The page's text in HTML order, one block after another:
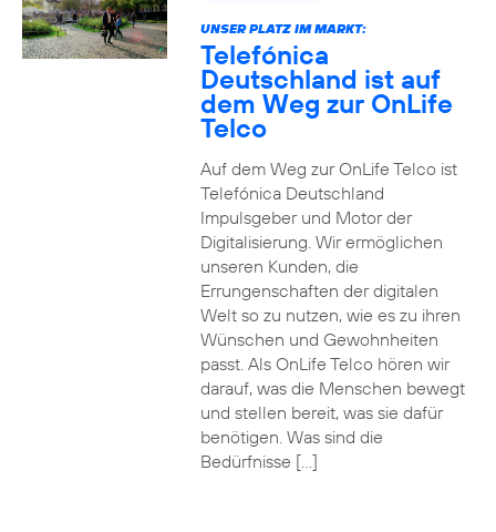
UNSER PLATZ IM MARKT:
Telefónica
Deutschland ist auf
dem Weg zur OnLife
Telco
Auf dem Weg zur OnLife Telco ist
Telefónica Deutschland
Impulsgeber und Motor der
Digitalisierung. Wir ermöglichen
unseren Kunden, die
Errungenschaften der digitalen
Welt so zu nutzen, wie es zu ihren
Wünschen und Gewohnheiten
passt. Als OnLife Telco hören wir
darauf, was die Menschen bewegt
und stellen bereit, was sie dafür
benötigen. Was sind die
Bedürfnisse […]